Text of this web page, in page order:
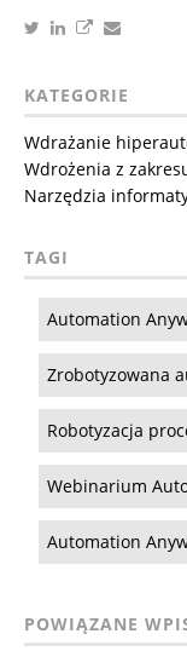
KATEGORIE
Wdrażanie
Wdrożenia z
Narzędzia
TAGI
Automation
Zrobotyzowana
Robotyzacja
Webinarium
Automation
POWIĄZANE